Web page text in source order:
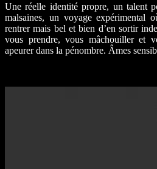
Une réelle identité propre, un talent
malsaines, un voyage expérimental
rentrer mais bel et bien d’en sortir
vous prendre, vous mâchouiller et
apeurer dans la pénombre. Âmes